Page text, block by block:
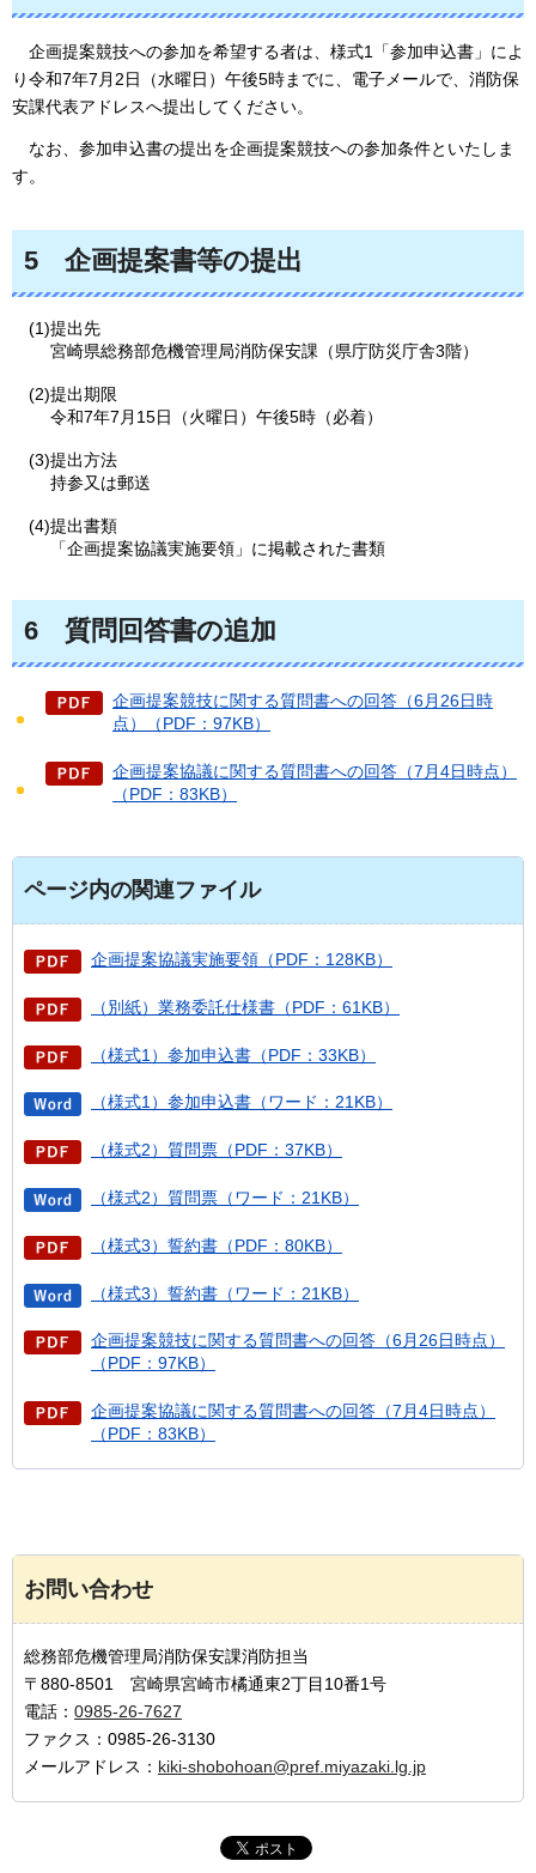
企画提案競技への参加を希望する者は、様式1「参加申込書」によ
り令和7年7月2日（水曜日）午後5時までに、電子メールで、消防保
安課代表アドレスへ提出してください。
なお、 参加申込書の提出を企画提案競技への参加条件といたしま
す。
5 企画提案書等の提出
(1)提出先
宮崎県総務部危機管理局消防保安課（県庁防災庁舎3階）
(2)提出期限
令和7年7月15日（火曜日）午後5時（必着）
(3)提出方法
持参又は郵送
(4)提出書類
「企画提案協議実施要領」に掲載された書類
6 質問回答書の追加
企画提案競技に関する質問書への回答（6月26日時
点）（PDF：97KB）
企画提案協議に関する質問書への回答（7月4日時点）
（PDF：83KB）
ページ内の関連ファイル
企画提案協議実施要領（PDF：128KB）
（別紙）業務委託仕様書（PDF：61KB）
（様式1）参加申込書（PDF：33KB）
（様式1）参加申込書（ワード：21KB）
（様式2）質問票（PDF：37KB）
（様式2）質問票（ワード：21KB）
（様式3）誓約書（PDF：80KB）
（様式3）誓約書（ワード：21KB）
企画提案競技に関する質問書への回答（6月26日時点）
（PDF：97KB）
企画提案協議に関する質問書への回答（7月4日時点）
（PDF：83KB）
お問い合わせ
総務部危機管理局消防保安課消防担当
〒880-8501 宮崎県宮崎市橘通東2丁目10番1号
電話： 0985-26-7627
ファクス：0985-26-3130
メールアドレス： kiki-shobohoan@pref.miyazaki.lg.jp